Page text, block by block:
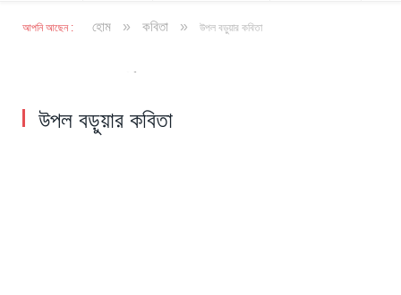
আপনি আছেন : হোম » কবিতা » উপল বড়ুয়ার কবিতা
উপল বড়ুয়ার কবিতা